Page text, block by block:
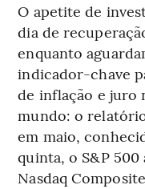
O apetite de
dia de
enquanto
indicador-chave
de inflação e juro
mundo: o
em maio,
quinta, o S&P 500
Nasdaq